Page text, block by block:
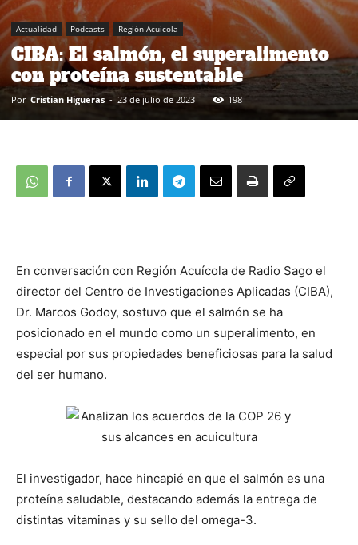
Actualidad Podcasts Región Acuícola
CIBA: El salmón, el superalimento
con proteína sustentable
Por Cristian Higueras - 23 de julio de 2023 198
En conversación con Región Acuícola de Radio Sago el
director del Centro de Investigaciones Aplicadas (CIBA),
Dr. Marcos Godoy, sostuvo que el salmón se ha
posicionado en el mundo como un superalimento, en
especial por sus propiedades beneficiosas para la salud
del ser humano.
El investigador, hace hincapié en que el salmón es una
proteína saludable, destacando además la entrega de
distintas vitaminas y su sello del omega-3.